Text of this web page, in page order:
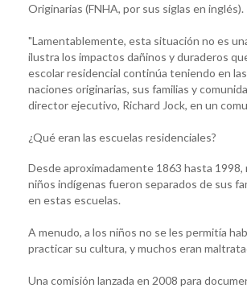
Originarias (FNHA, por sus siglas en inglés).
"Lamentablemente, esta situación no es
ilustra los impactos dañinos y duraderos
escolar residencial continúa teniendo en
naciones originarias, sus familias y
director ejecutivo, Richard Jock, en un
¿Qué eran las escuelas residenciales?
Desde aproximadamente 1863 hasta 1998,
niños indígenas fueron separados de sus
en estas escuelas.
A menudo, a los niños no se les permitía
practicar su cultura, y muchos eran
Una comisión lanzada en 2008 para